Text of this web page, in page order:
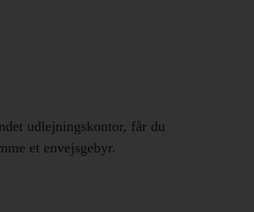
udlejningskontor, får du
et envejsgebyr.